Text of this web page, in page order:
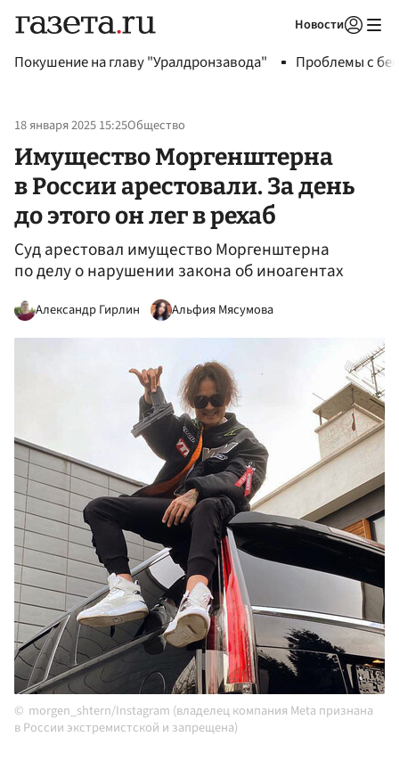
Новости
Покушение на главу "Уралдронзавода" Проблемы с
18 января 2025 15:25Общество
Имущество Моргенштерна
в России арестовали. За день
до этого он лег в рехаб
Суд арестовал имущество Моргенштерна
по делу о нарушении закона об иноагентах
Александр Гирлин Альфия Мясумова
morgen_shtern/Instagram (владелец компания Meta признана
в России экстремистской и запрещена)